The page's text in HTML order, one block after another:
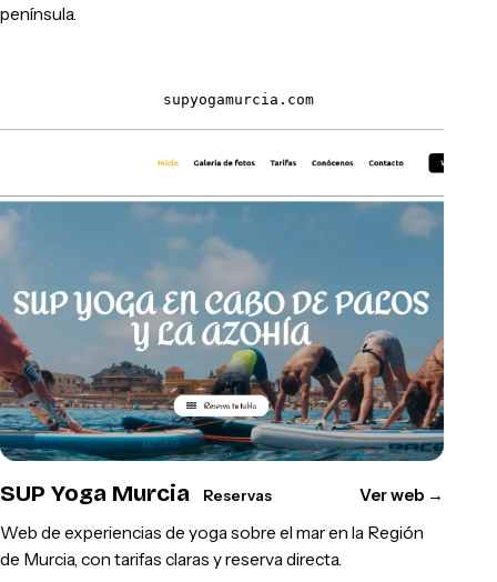
península.
supyogamurcia.com
SUP Yoga Murcia Reservas Ver web →
Web de experiencias de yoga sobre el mar en la Región
de Murcia, con tarifas claras y reserva directa.